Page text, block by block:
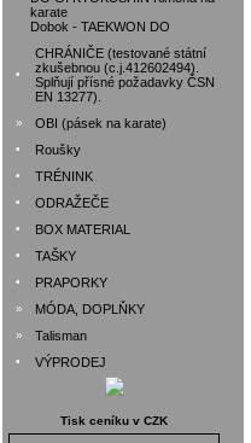
karate
Dobok - TAEKWON DO
•
CHRÁNIČE (testované státní
zkušebnou (c.j.412602494).
Splňují přísné požadavky ČSN
EN 13277).
» OBI (pásek na karate)
• Roušky
• TRÉNINK
• ODRAŽEČE
• BOX MATERIAL
• TAŠKY
• PRAPORKY
» MÓDA, DOPLŇKY
» Talisman
• VÝPRODEJ
Tisk ceníku v CZK